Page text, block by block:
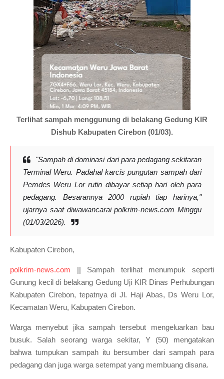
Terlihat sampah menggunung di belakang Gedung KIR
Dishub Kabupaten Cirebon (01/03).
"Sampah di dominasi dari para pedagang sekitaran
Terminal Weru. Padahal karcis pungutan sampah dari
Pemdes Weru Lor rutin dibayar setiap hari oleh para
pedagang. Besarannya 2000 rupiah tiap harinya,"
ujarnya saat diwawancarai polkrim-news.com Minggu
(01/03/2026).
Kabupaten Cirebon,
polkrim-news.com || Sampah terlihat menumpuk seperti
Gunung kecil di belakang Gedung Uji KIR Dinas Perhubungan
Kabupaten Cirebon, tepatnya di Jl. Haji Abas, Ds Weru Lor,
Kecamatan Weru, Kabupaten Cirebon.
Warga menyebut jika sampah tersebut mengeluarkan bau
busuk. Salah seorang warga sekitar, Y (50) mengatakan
bahwa tumpukan sampah itu bersumber dari sampah para
pedagang dan juga warga setempat yang membuang disana.